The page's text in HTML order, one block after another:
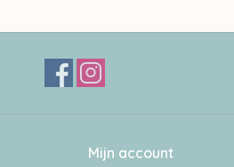
Mijn account